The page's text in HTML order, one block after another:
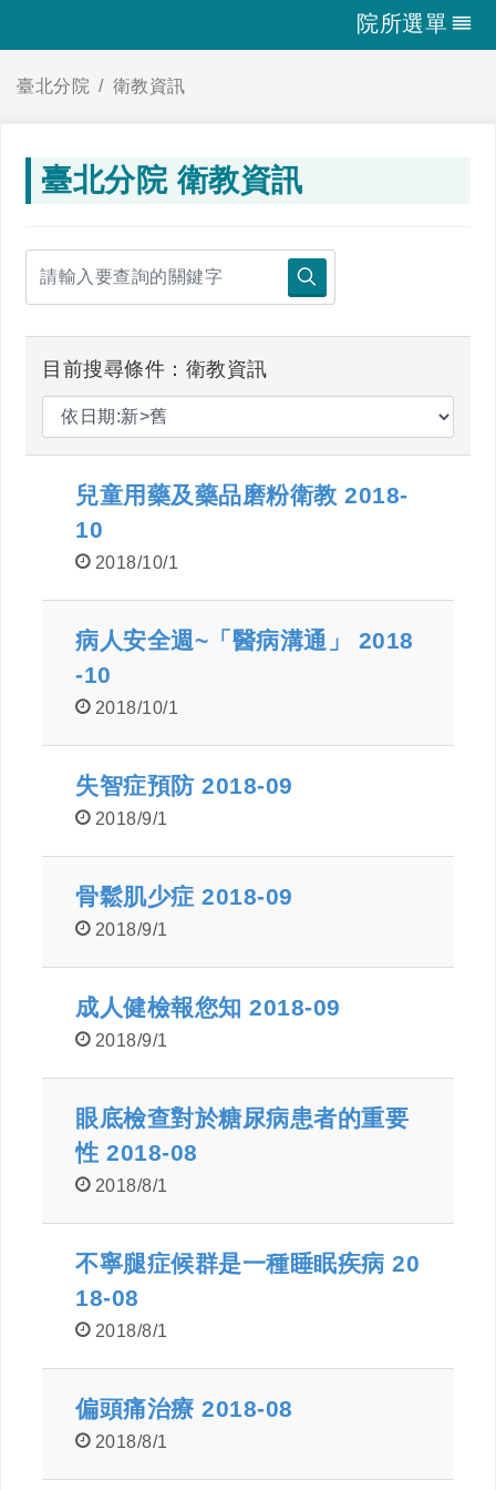
院所選單
臺北分院 衛教資訊
臺北分院 衛教資訊
目前搜尋條件：衛教資訊
兒童用藥及藥品磨粉衛教 2018-
10
2018/10/1
病人安全週~「醫病溝通」 2018
-10
2018/10/1
失智症預防 2018-09
2018/9/1
骨鬆肌少症 2018-09
2018/9/1
成人健檢報您知 2018-09
2018/9/1
眼底檢查對於糖尿病患者的重要
性 2018-08
2018/8/1
不寧腿症候群是一種睡眠疾病 20
18-08
2018/8/1
偏頭痛治療 2018-08
2018/8/1